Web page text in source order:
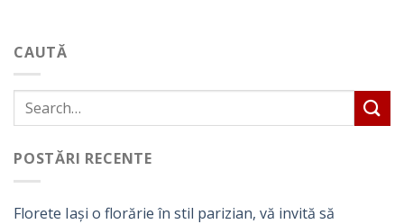
CAUTĂ
POSTĂRI RECENTE
Florete Iași o florărie în stil parizian, vă invită să